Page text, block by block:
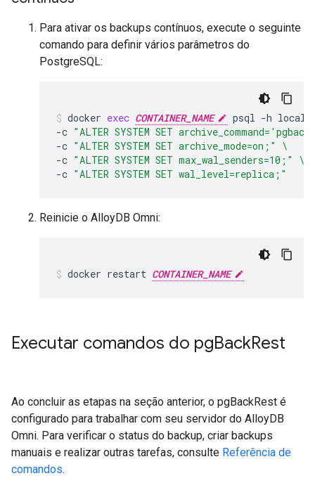
Para ativar os backups contínuos, execute o seguinte
comando para definir vários parâmetros do
PostgreSQL:
docker exec CONTAINER_NAME psql -h
-c "ALTER SYSTEM SET
-c "ALTER SYSTEM SET archive_mode=on;"
\
-c "ALTER SYSTEM SET max_wal_senders=10;"
\
-c "ALTER SYSTEM SET wal_level=replica;"
Reinicie o AlloyDB Omni:
docker restart CONTAINER_NAME
Executar comandos do pgBackRest
Ao concluir as etapas na seção anterior, o pgBackRest é
configurado para trabalhar com seu servidor do AlloyDB
Omni. Para verificar o status do backup, criar backups
manuais e realizar outras tarefas, consulte Referência de
comandos.